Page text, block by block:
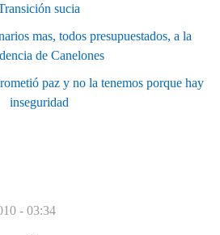
sucia
mas, todos presupuestados, a la
de Canelones
paz y no la tenemos porque hay
inseguridad
- 03:34